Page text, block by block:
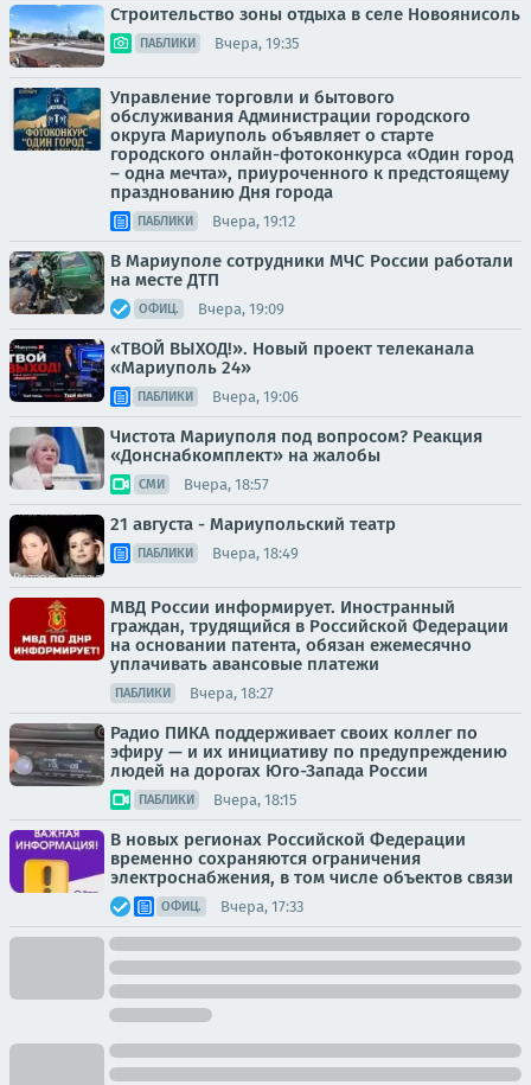
Строительство зоны отдыха в селе Новоянисоль
ПАБЛИКИ Вчера, 19:35
Управление торговли и бытового
обслуживания Администрации городского
округа Мариуполь объявляет о старте
городского онлайн-фотоконкурса «Один город
– одна мечта», приуроченного к предстоящему
празднованию Дня города
ПАБЛИКИ Вчера, 19:12
В Мариуполе сотрудники МЧС России работали
на месте ДТП
ОФИЦ. Вчера, 19:09
«ТВОЙ ВЫХОД!». Новый проект телеканала
«Мариуполь 24»
ПАБЛИКИ Вчера, 19:06
Чистота Мариуполя под вопросом? Реакция
«Донснабкомплект» на жалобы
СМИ Вчера, 18:57
21 августа - Мариупольский театр
ПАБЛИКИ Вчера, 18:49
МВД России информирует. Иностранный
граждан, трудящийся в Российской Федерации
на основании патента, обязан ежемесячно
уплачивать авансовые платежи
ПАБЛИКИ Вчера, 18:27
Радио ПИКА поддерживает своих коллег по
эфиру — и их инициативу по предупреждению
людей на дорогах Юго-Запада России
ПАБЛИКИ Вчера, 18:15
В новых регионах Российской Федерации
временно сохраняются ограничения
электроснабжения, в том числе объектов связи
ОФИЦ. Вчера, 17:33